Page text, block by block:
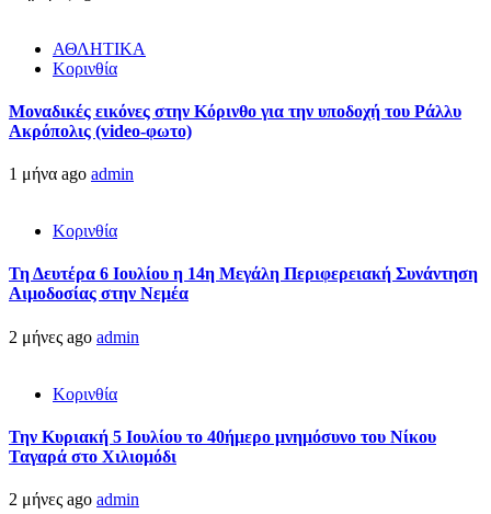
ΑΘΛΗΤΙΚΑ
Κορινθία
Μοναδικές εικόνες στην Κόρινθο για την υποδοχή του Ράλλυ
Ακρόπολις (video-φωτο)
1 μήνα ago admin
Κορινθία
Τη Δευτέρα 6 Ιουλίου η 14η Μεγάλη Περιφερειακή Συνάντηση
Αιμοδοσίας στην Νεμέα
2 μήνες ago admin
Κορινθία
Την Κυριακή 5 Ιουλίου το 40ήμερο μνημόσυνο του Νίκου
Ταγαρά στο Χιλιομόδι
2 μήνες ago admin